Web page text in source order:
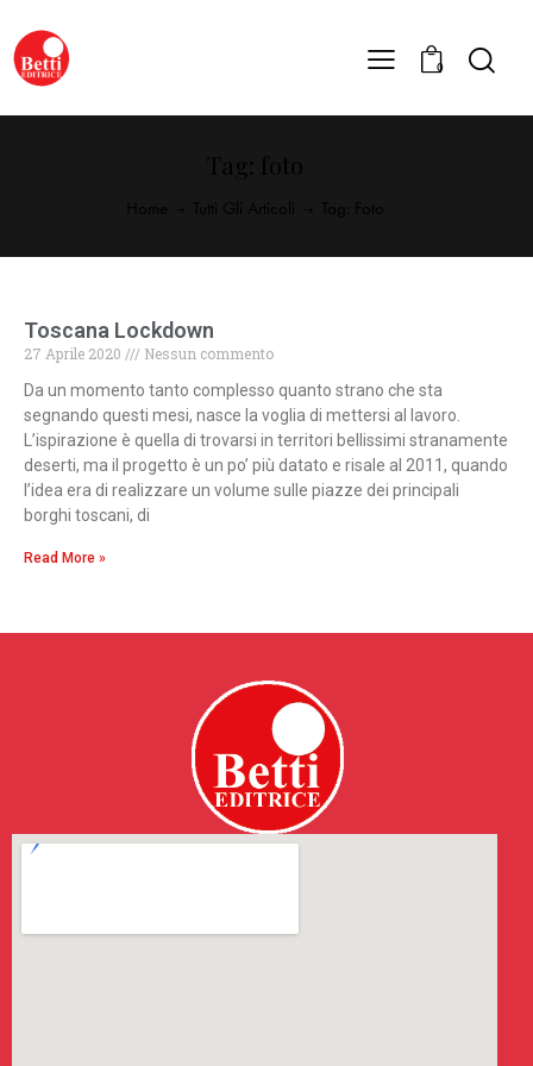
0
Toscana Lockdown
27 Aprile 2020
Nessun commento
Da un momento tanto complesso quanto strano che sta
segnando questi mesi, nasce la voglia di mettersi al lavoro.
L’ispirazione è quella di trovarsi in territori bellissimi stranamente
deserti, ma il progetto è un po’ più datato e risale al 2011, quando
l’idea era di realizzare un volume sulle piazze dei principali
borghi toscani, di
Read More »